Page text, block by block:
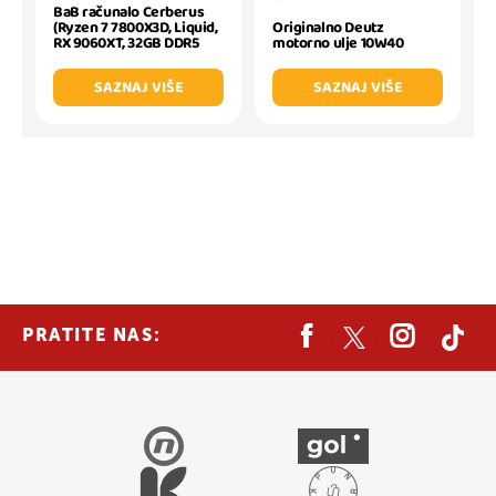
BaB računalo Cerberus
(Ryzen 7 7800X3D, Liquid,
RX 9060XT, 32GB DDR5
SAZNAJ VIŠE
Originalno Deutz
motorno ulje 10W40
SAZNAJ VIŠE
PRATITE NAS: